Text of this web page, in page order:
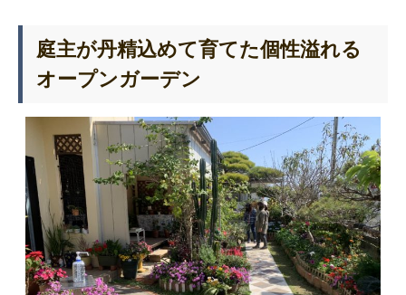
庭主が丹精込めて育てた個性溢れる
オープンガーデン